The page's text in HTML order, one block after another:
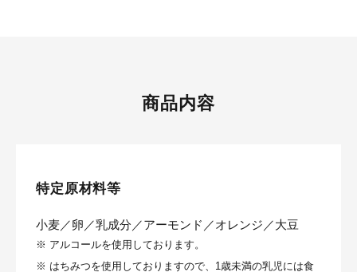
商品内容
特定原材料等
小麦／卵／乳成分／アーモンド／オレンジ／大豆
※ アルコールを使用しております。
※ はちみつを使用しておりますので、1歳未満の乳児には食